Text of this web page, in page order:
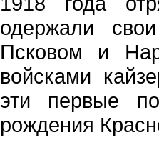
одержали
Псковом и
войсками
эти первые
рождения